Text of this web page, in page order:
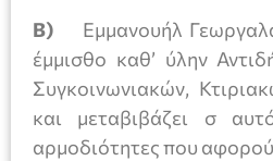
Β) Εμμανουήλ
έμμισθο καθ’ ύλην
Συγκοινωνιακών,
και μεταβιβάζει σ
αρμοδιότητες που